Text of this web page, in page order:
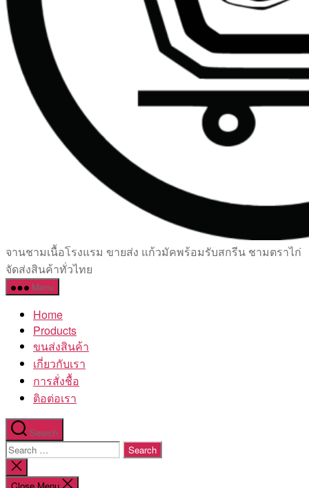
เซรามิค
ครบ
ครัน
โรงงาน
จานชามเนื้อโรงแรม ขายส่ง แก้วมัคพร้อมรับสกรีน ชามตราไก่
จัดส่งสินค้าทั่วไทย
Menu
Home
Products
ขนส่งสินค้า
เกี่ยวกับเรา
การสั่งชื้อ
ติอต่อเรา
Search
Search
for:
Close
search